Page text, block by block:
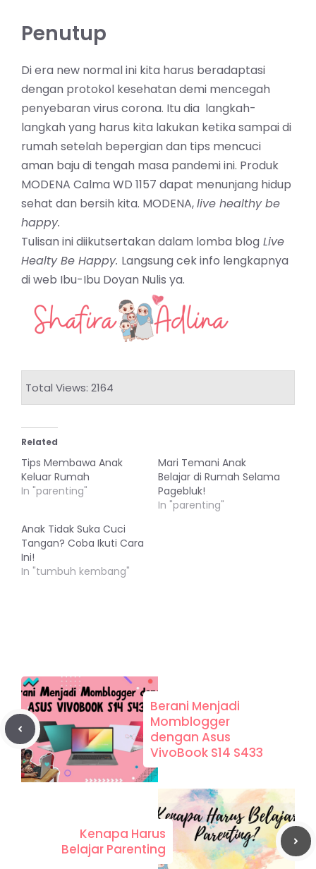
Penutup
Di era new normal ini kita harus beradaptasi
dengan protokol kesehatan demi mencegah
penyebaran virus corona. Itu dia langkah-
langkah yang harus kita lakukan ketika sampai di
rumah setelah bepergian dan tips mencuci
aman baju di tengah masa pandemi ini. Produk
MODENA Calma WD 1157 dapat menunjang hidup
sehat dan bersih kita. MODENA,live healthy be
happy.
Tulisan ini diikutsertakan dalam lomba blog Live
Healty Be Happy. Langsung cek info lengkapnya
di web Ibu-Ibu Doyan Nulis ya.
Total Views: 2164
Related
Tips Membawa Anak
Keluar Rumah
In "parenting"
Mari Temani Anak
Belajar di Rumah Selama
Pagebluk!
In "parenting"
Anak Tidak Suka Cuci
Tangan? Coba Ikuti Cara
Ini!
In "tumbuh kembang"
Berani Menjadi
Momblogger
dengan Asus
VivoBook S14 S433
Kenapa Harus
Belajar Parenting